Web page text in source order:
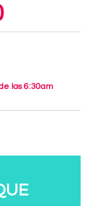
las 6:30am